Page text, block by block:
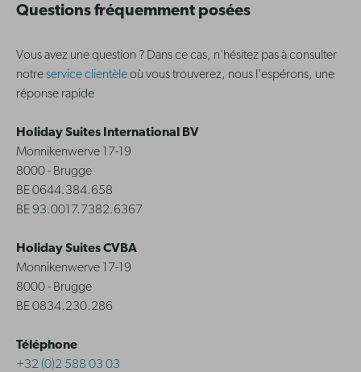
Questions fréquemment posées
Vous avez une question ? Dans ce cas, n'hésitez pas à consulter
notreservice clientèleoù vous trouverez, nous l'espérons, une
réponse rapide
Holiday Suites International BV
Monnikenwerve 17-19
8000 - Brugge
BE 0644.384.658
BE 93.0017.7382.6367
Holiday Suites CVBA
Monnikenwerve 17-19
8000 - Brugge
BE 0834.230.286
Téléphone
+32 (0)2 588 03 03